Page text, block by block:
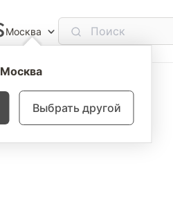
Москва
Москва
Выбрать другой